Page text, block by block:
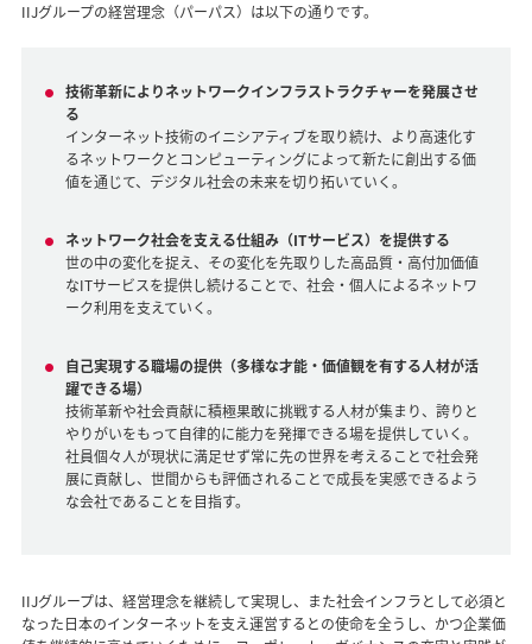
IIJグループの経営理念（パーパス）は以下の通りです。
技術革新によりネットワークインフラストラクチャーを発展させ
る
インターネット技術のイニシアティブを取り続け、より高速化す
るネットワークとコンピューティングによって新たに創出する価
値を通じて、デジタル社会の未来を切り拓いていく。
ネットワーク社会を支える仕組み（ITサービス）を提供する
世の中の変化を捉え、その変化を先取りした高品質・高付加価値
なITサービスを提供し続けることで、社会・個人によるネットワ
ーク利用を支えていく。
自己実現する職場の提供（多様な才能・価値観を有する人材が活
躍できる場）
技術革新や社会貢献に積極果敢に挑戦する人材が集まり、誇りと
やりがいをもって自律的に能力を発揮できる場を提供していく。
社員個々人が現状に満足せず常に先の世界を考えることで社会発
展に貢献し、世間からも評価されることで成長を実感できるよう
な会社であることを目指す。
IIJグループは、経営理念を継続して実現し、また社会インフラとして必須と
なった日本のインターネットを支え運営するとの使命を全うし、かつ企業価